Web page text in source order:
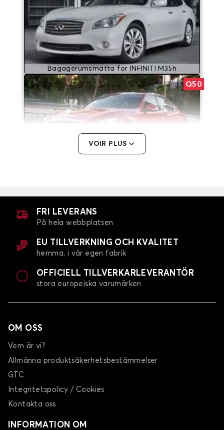
Bagagerumsmatta för INFINITI M35h
Q50
QX30
VOIR PLUS
FRI LEVERANS
På hela webbplatsen
EU TILLVERKNING OCH KVALITET
hemma, i vår egen fabrik
OFFICIELL TILLVERKARLEVERANTÖR
stora europeiska varumärken
OM OSS
Vem är vi?
Allmänna produktsäkerhetsbestämmelser
GTC
Integritetspolicy / Cookies
Kontakta oss
INFORMATION OM